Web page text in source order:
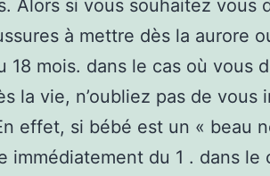
Alors si vous souhaitez vous
à mettre dès la aurore
18 mois. dans le cas où vous
la vie, n’oubliez pas de vous
effet, si bébé est un « beau
immédiatement du 1 . dans le